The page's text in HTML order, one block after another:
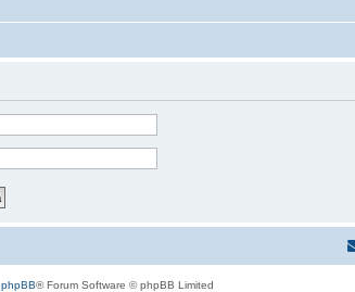
phpBB® Forum Software © phpBB Limited